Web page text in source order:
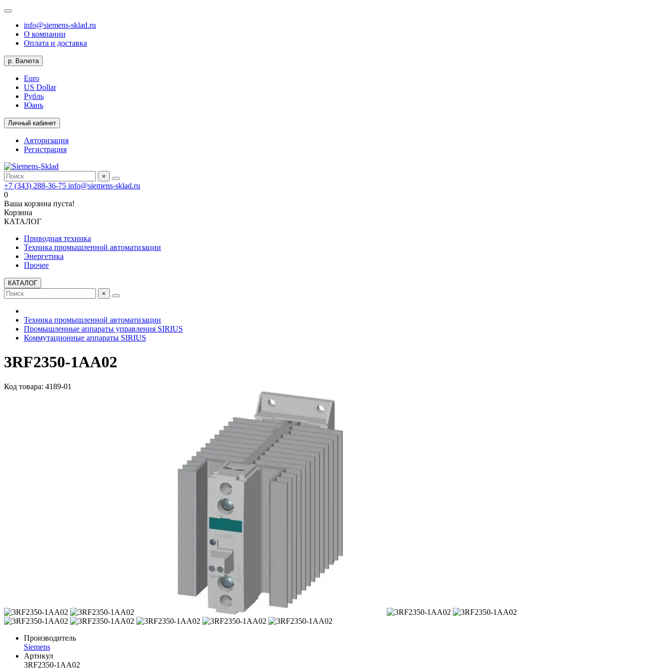
info@siemens-sklad.ru
О компании
Оплата и доставка
р. Валюта
Euro
US Dollar
Рубль
Юань
Личный кабинет
Авторизация
Регистрация
×
+7 (343) 288-36-75 info@siemens-sklad.ru
0
Ваша корзина пуста!
Корзина
КАТАЛОГ
Приводная техника
Техника промышленной автоматизации
Энергетика
Прочее
КАТАЛОГ
×
Техника промышленной автоматизации
Промышленные аппараты управления SIRIUS
Коммутационные аппараты SIRIUS
3RF2350-1AA02
Код товара: 4189-01
Производитель
Siemens
Артикул
3RF2350-1AA02